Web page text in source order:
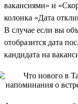
вакансиями» и
колонка «Дата
В случае если вы
отобразится дата
кандидата на